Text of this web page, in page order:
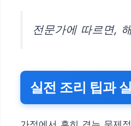
전문가에 따르면,
실전 조리 팁과